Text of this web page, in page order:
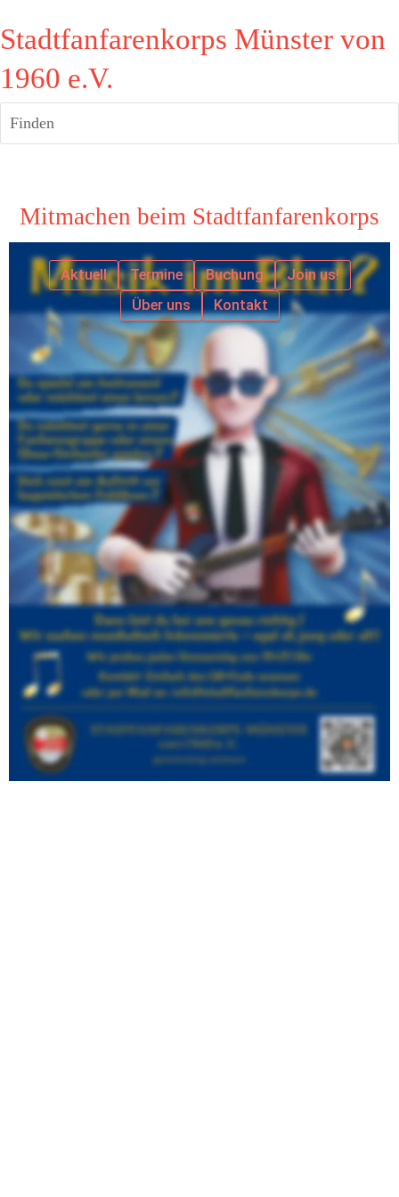
Stadtfanfarenkorps Münster von
1960 e.V.
Finden
Mitmachen beim Stadtfanfarenkorps
Aktuell Termine Buchung
Join us!
Über uns
Kontakt